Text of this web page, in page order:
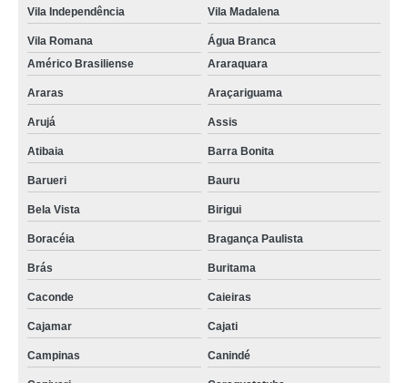
Vila Independência Vila Madalena
Vila Romana
Água Branca
Américo Brasiliense
Araraquara
Araras Araçariguama
Arujá Assis
Atibaia Barra Bonita
Barueri Bauru
Bela Vista Birigui
Boracéia Bragança Paulista
Brás Buritama
Caconde Caieiras
Cajamar Cajati
Campinas Canindé